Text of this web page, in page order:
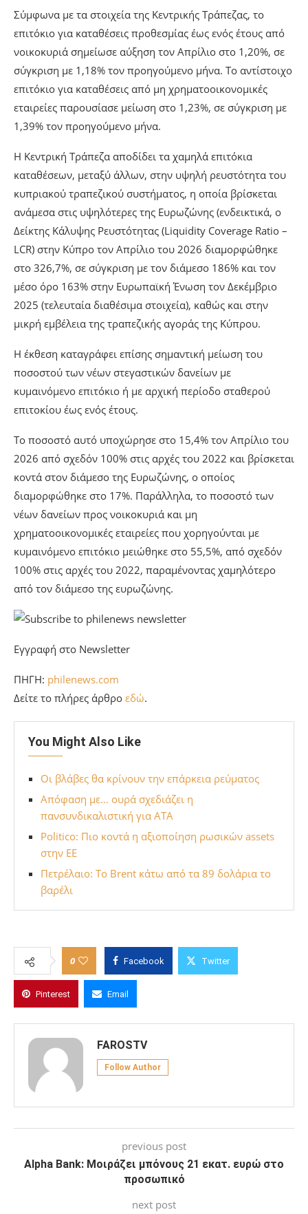
Σύμφωνα με τα στοιχεία της Κεντρικής Τράπεζας, το
επιτόκιο για καταθέσεις προθεσμίας έως ενός έτους από
νοικοκυριά σημείωσε αύξηση τον Απρίλιο στο 1,20%, σε
σύγκριση με 1,18% τον προηγούμενο μήνα. Το αντίστοιχο
επιτόκιο για καταθέσεις από μη χρηματοοικονομικές
εταιρείες παρουσίασε μείωση στο 1,23%, σε σύγκριση με
1,39% τον προηγούμενο μήνα.
Η Κεντρική Τράπεζα αποδίδει τα χαμηλά επιτόκια
καταθέσεων, μεταξύ άλλων, στην υψηλή ρευστότητα του
κυπριακού τραπεζικού συστήματος, η οποία βρίσκεται
ανάμεσα στις υψηλότερες της Ευρωζώνης (ενδεικτικά, ο
Δείκτης Κάλυψης Ρευστότητας (Liquidity Coverage Ratio –
LCR) στην Κύπρο τον Απρίλιο του 2026 διαμορφώθηκε
στο 326,7%, σε σύγκριση με τον διάμεσο 186% και τον
μέσο όρο 163% στην Ευρωπαϊκή Ένωση τον Δεκέμβριο
2025 (τελευταία διαθέσιμα στοιχεία), καθώς και στην
μικρή εμβέλεια της τραπεζικής αγοράς της Κύπρου.
Η έκθεση καταγράφει επίσης σημαντική μείωση του
ποσοστού των νέων στεγαστικών δανείων με
κυμαινόμενο επιτόκιο ή με αρχική περίοδο σταθερού
επιτοκίου έως ενός έτους.
Το ποσοστό αυτό υποχώρησε στο 15,4% τον Απρίλιο του
2026 από σχεδόν 100% στις αρχές του 2022 και βρίσκεται
κοντά στον διάμεσο της Ευρωζώνης, ο οποίος
διαμορφώθηκε στο 17%. Παράλληλα, το ποσοστό των
νέων δανείων προς νοικοκυριά και μη
χρηματοοικονομικές εταιρείες που χορηγούνται με
κυμαινόμενο επιτόκιο μειώθηκε στο 55,5%, από σχεδόν
100% στις αρχές του 2022, παραμένοντας χαμηλότερο
από τον διάμεσο της ευρωζώνης.
Εγγραφή στο Newsletter
ΠΗΓΗ: philenews.com
Δείτε το πλήρες άρθρο εδώ.
You Might Also Like
Οι βλάβες θα κρίνουν την επάρκεια ρεύματος
Απόφαση με… ουρά σχεδιάζει η
πανσυνδικαλιστική για ΑΤΑ
Politico: Πιο κοντά η αξιοποίηση ρωσικών assets
στην ΕΕ
Πετρέλαιο: Το Brent κάτω από τα 89 δολάρια το
βαρέλι
0 Facebook Twitter
Pinterest Email
FAROSTV
Follow Author
previous post
Alpha Bank: Μοιράζει μπόνους 21 εκατ. ευρώ στο
προσωπικό
next post